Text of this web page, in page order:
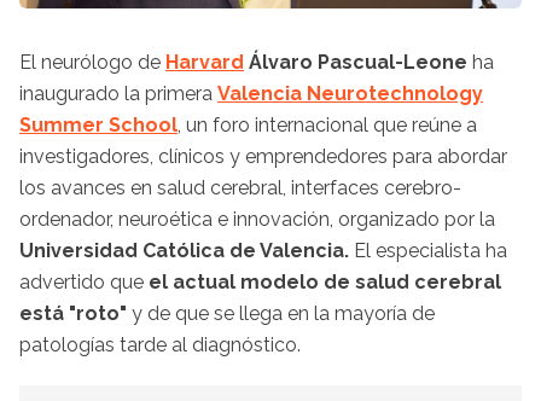
El neurólogo de Harvard Álvaro Pascual-Leone ha
inaugurado la primera Valencia Neurotechnology
Summer School, un foro internacional que reúne a
investigadores, clínicos y emprendedores para abordar
los avances en salud cerebral, interfaces cerebro-
ordenador, neuroética e innovación, organizado por la
Universidad Católica de Valencia. El especialista ha
advertido que el actual modelo de salud cerebral
está "roto" y de que se llega en la mayoría de
patologías tarde al diagnóstico.